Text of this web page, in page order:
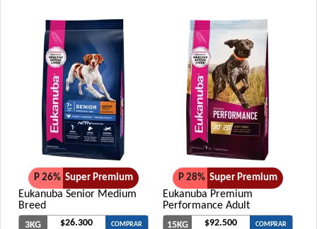
P 26% Super Premium
Eukanuba Senior Medium
Breed
3KG $26.300 COMPRAR
P 28% Super Premium
Eukanuba Premium
Performance Adult
15KG $92.500 COMPRAR